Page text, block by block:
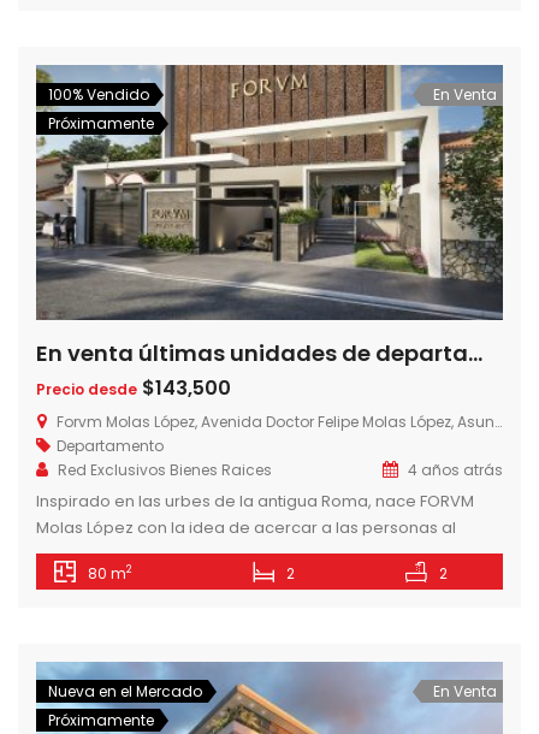
zona. Departamentos Hign […]
100% Vendido
Próximamente
En Venta
En venta últimas unidades de departamentos de 2 dormitorios en Forvm Molas López, zona eje corporativo de Asunción
Precio desde $143,500
Forvm Molas López, Avenida Doctor Felipe Molas López, Asunción, Paraguay
Departamento
Red Exclusivos Bienes Raices
4 años atrás
Inspirado en las urbes de la antigua Roma, nace FORVM
Molas López con la idea de acercar a las personas al
centro de toda la actividad económica, cultural y social de
Asunción. LUJO Y CONFORT A TU ALCANCE – 28 NIVELES – 100
80 m2 2 2
Nueva en el Mercado
Próximamente
En Venta